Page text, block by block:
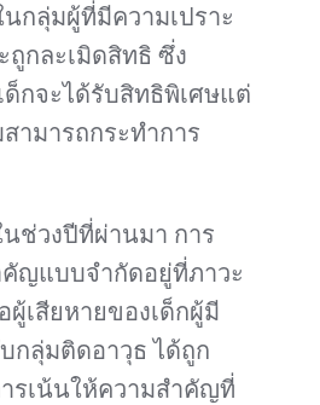
กลุ่มผู้ที่มีความเปราะ
ถูกละเมิดสิทธิ ซึ่ง
ด็กจะได้รับสิทธิพิเศษแต่
ามารถกระทำการ
นช่วงปีที่ผ่านมา การ
ญแบบจำกัดอยู่ที่ภาวะ
ผู้เสียหายของเด็กผู้มี
กลุ่มติดอาวุธ ได้ถูก
รเน้นให้ความสำคัญที่